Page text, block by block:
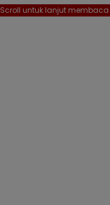
Scroll untuk lanjut membaca